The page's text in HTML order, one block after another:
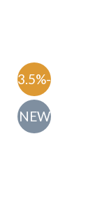
-63.5%
NEW